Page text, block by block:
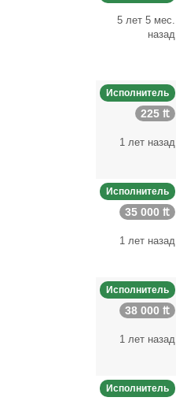
5 лет 5 мес.
назад
Исполнитель
225 ₶
1 лет назад
Исполнитель
35 000 ₶
1 лет назад
Исполнитель
38 000 ₶
1 лет назад
Исполнитель